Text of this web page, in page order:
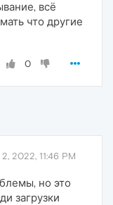
всё
что другие
0
2022, 11:46 PM
но это
загрузки